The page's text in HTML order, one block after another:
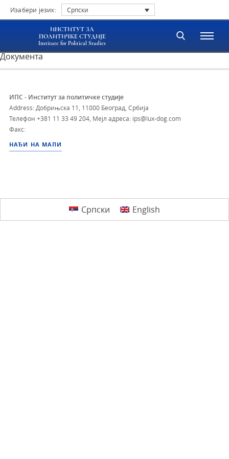
Изабери језик: Српски
ИНСТИТУТ ЗА
ПОЛИТИЧКЕ СТУДИЈЕ
Institute for Political Studies
Документа
ИПС - Институт за политичке студије
Address: Добрињска 11, 11000 Београд, Србија
Телефон +381 11 33 49 204 Мејл адреса: ips@lux-dog.com
Факс:
НАЂИ НА МАПИ
Српски English